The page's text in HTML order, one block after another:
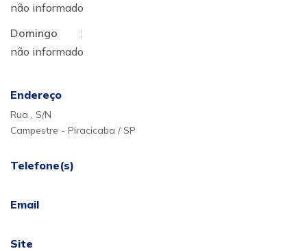
não informado
Domingo
:
não informado
Endereço
Rua , S/N
Campestre - Piracicaba / SP
Telefone(s)
Email
Site